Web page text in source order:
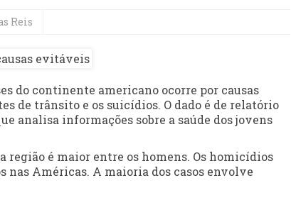
Reis
do continente americano ocorre por causas
de trânsito e os suicídios. O dado é de relatório
analisa informações sobre a saúde dos jovens
é maior entre os homens. Os homicídios
nas Américas. A maioria dos casos envolve